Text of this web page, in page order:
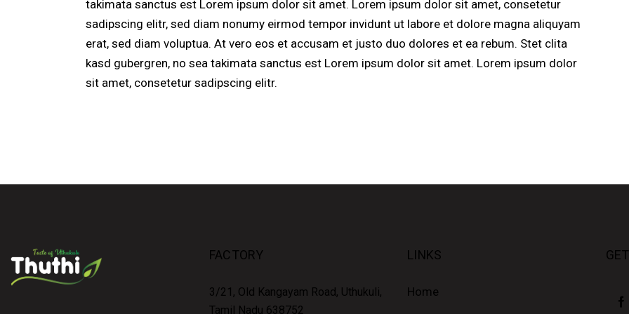
takimata sanctus est Lorem ipsum dolor sit amet. Lorem ipsum dolor sit amet, consetetur
sadipscing elitr, sed diam nonumy eirmod tempor invidunt ut labore et dolore magna aliquyam
erat, sed diam voluptua. At vero eos et accusam et justo duo dolores et ea rebum. Stet clita
kasd gubergren, no sea takimata sanctus est Lorem ipsum dolor sit amet. Lorem ipsum dolor
sit amet, consetetur sadipscing elitr.
FACTORY
3/21, Old Kangayam Road, Uthukuli,
Tamil Nadu 638752
LINKS
Home